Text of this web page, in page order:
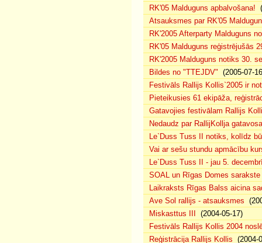
RK'05 Malduguns apbalvošana!
Atsauksmes par RK'05
RK'2005 Afterparty Malduguns
RK'05 Malduguns reģistrējušās
RK'2005 Malduguns notiks 30.
Bildes no "TTEJDV" (2005-07-
Festivāls Rallijs Kollis`2005 ir
Pieteikusies 61 ekipāža,
Gatavojies festivālam Rallijs
Nedaudz par RallijKollja
Le`Duss Tuss II notiks, kolīdz
Vai ar sešu stundu apmācību
Le`Duss Tuss II - jau 5.
SOAL un Rīgas Domes
Laikraksts Rīgas Balss aicina
Ave Sol rallijs - atsauksmes
Miskasttus III
(2004-05-17)
Festivāls Rallijs Kollis 2004
Reģistrācija Rallijs Kollis (2004-